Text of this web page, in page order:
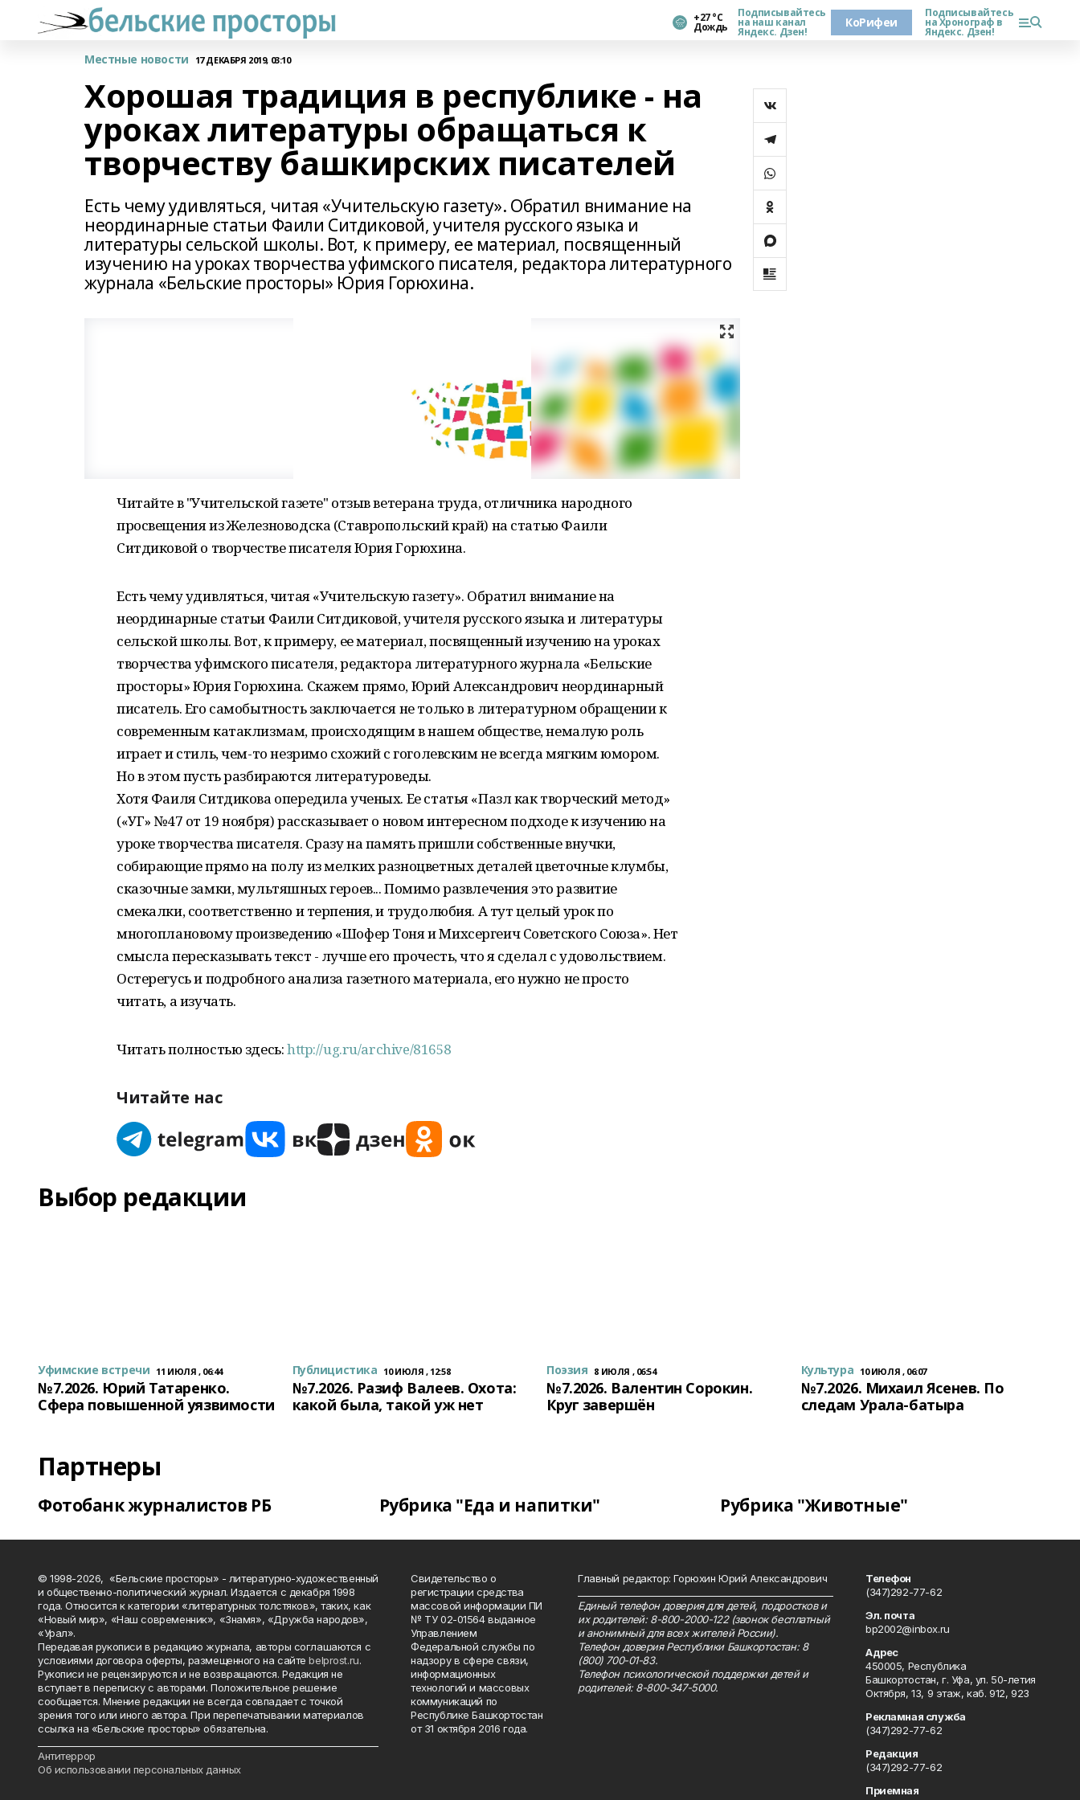
+27 °С
Дождь
Подписывайтесь
на наш канал
Яндекс. Дзен!
КоРифеи
Подписывайтесь
на Хронограф в
Яндекс. Дзен!
Местные новости 17 ДЕКАБРЯ 2019, 03:10
Хорошая традиция в республике - на
уроках литературы обращаться к
творчеству башкирских писателей
Есть чему удивляться, читая «Учительскую газету». Обратил внимание на
неординарные статьи Фаили Ситдиковой, учителя русского языка и
литературы сельской школы. Вот, к примеру, ее материал, посвященный
изучению на уроках творчества уфимского писателя, редактора литературного
журнала «Бельские просторы» Юрия Горюхина.
Читайте в "Учительской газете" отзыв ветерана труда, отличника народного
просвещения из Железноводска (Ставропольский край) на статью Фаили
Ситдиковой о творчестве писателя Юрия Горюхина.
Есть чему удивляться, читая «Учительскую газету». Обратил внимание на
неординарные статьи Фаили Ситдиковой, учителя русского языка и литературы
сельской школы. Вот, к примеру, ее материал, посвященный изучению на уроках
творчества уфимского писателя, редактора литературного журнала «Бельские
просторы» Юрия Горюхина. Скажем прямо, Юрий Александрович неординарный
писатель. Его самобытность заключается не только в литературном обращении к
современным катаклизмам, происходящим в нашем обществе, немалую роль
играет и стиль, чем-то незримо схожий с гоголевским не всегда мягким юмором.
Но в этом пусть разбираются литературоведы.
Хотя Фаиля Ситдикова опередила ученых. Ее статья «Пазл как творческий метод»
(«УГ» №47 от 19 ноября) рассказывает о новом интересном подходе к изучению на
уроке творчества писателя. Сразу на память пришли собственные внучки,
собирающие прямо на полу из мелких разноцветных деталей цветочные клумбы,
сказочные замки, мультяшных героев... Помимо развлечения это развитие
смекалки, соответственно и терпения, и трудолюбия. А тут целый урок по
многоплановому произведению «Шофер Тоня и Михсергеич Советского Союза». Нет
смысла пересказывать текст - лучше его прочесть, что я сделал с удовольствием.
Остерегусь и подробного анализа газетного материала, его нужно не просто
читать, а изучать.
Читать полностью здесь:http://ug.ru/archive/81658
Читайте нас
Выбор редакции
Уфимские встречи 11 ИЮЛЯ , 06:44
№7.2026. Юрий Татаренко.
Сфера повышенной уязвимости
Публицистика 10 ИЮЛЯ , 12:58
№7.2026. Разиф Валеев. Охота:
какой была, такой уж нет
Поэзия 8 ИЮЛЯ , 06:54
№7.2026. Валентин Сорокин.
Круг завершён
Культура 10 ИЮЛЯ , 06:07
№7.2026. Михаил Ясенев. По
следам Урала-батыра
Партнеры
Фотобанк журналистов РБ Рубрика "Еда и напитки" Рубрика "Животные"
© 1998-2026, «Бельские просторы» - литературно-художественный
и общественно-политический журнал. Издается с декабря 1998
года. Относится к категории «литературных толстяков», таких, как
«Новый мир», «Наш современник», «Знамя», «Дружба народов»,
«Урал».
Передавая рукописи в редакцию журнала, авторы соглашаются с
условиями договора оферты, размещенного на сайтеbelprost.ru.
Рукописи не рецензируются и не возвращаются. Редакция не
вступает в переписку с авторами. Положительное решение
сообщается. Мнение редакции не всегда совпадает с точкой
зрения того или иного автора. При перепечатывании материалов
ссылка на «Бельские просторы» обязательна.
Антитеррор
Об использовании персональных данных
Свидетельство о
регистрации средства
массовой информации ПИ
№ ТУ 02-01564 выданное
Управлением
Федеральной службы по
надзору в сфере связи,
информационных
технологий и массовых
коммуникаций по
Республике Башкортостан
от 31 октября 2016 года.
Главный редактор: Горюхин Юрий Александрович
Единый телефон доверия для детей, подростков и
их родителей: 8-800-2000-122 (звонок бесплатный
и анонимный для всех жителей России).
Телефон доверия Республики Башкортостан: 8
(800) 700-01-83.
Телефон психологической поддержки детей и
родителей: 8-800-347-5000.
Телефон
(347)292-77-62
Эл. почта
bp2002@inbox.ru
Адрес
450005, Республика
Башкортостан, г. Уфа, ул. 50-летия
Октября, 13, 9 этаж, каб. 912, 923
Рекламная служба
(347)292-77-62
Редакция
(347)292-77-62
Приемная